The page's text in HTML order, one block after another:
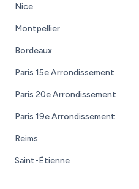
Nice
Montpellier
Bordeaux
Paris 15e Arrondissement
Paris 20e Arrondissement
Paris 19e Arrondissement
Reims
Saint-Étienne